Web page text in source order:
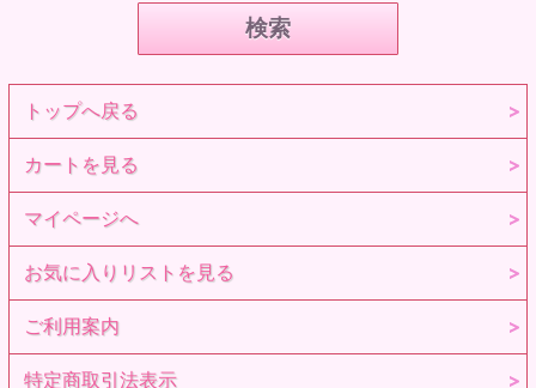
トップへ戻る
カートを見る
マイページへ
お気に入りリストを見る
ご利用案内
特定商取引法表示